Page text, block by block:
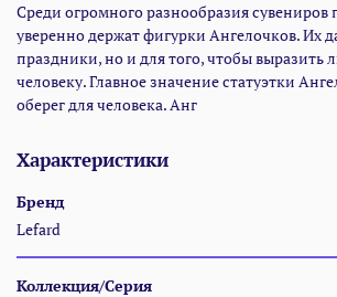
Среди огромного разнообразия сувениров
уверенно держат фигурки Ангелочков. Их
праздники, но и для того, чтобы выразить
человеку. Главное значение статуэтки
оберег для человека. Анг
Характеристики
Бренд
Lefard
Коллекция/Серия